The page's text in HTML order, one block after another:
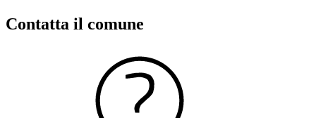
Contatta il comune